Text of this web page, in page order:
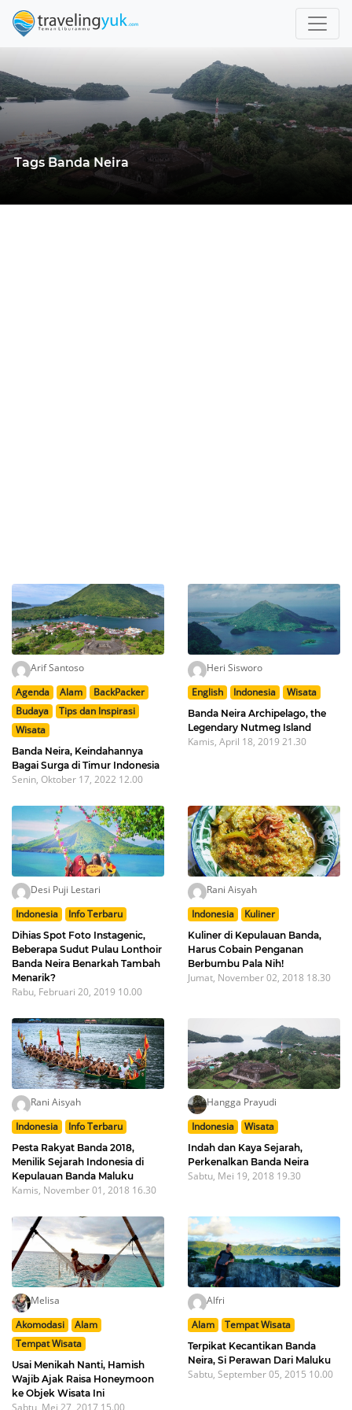
Tags Banda Neira
Arif Santoso
Agenda
Alam
BackPacker
Budaya
Tips dan Inspirasi
Wisata
Banda Neira, Keindahannya
Bagai Surga di Timur Indonesia
Senin, Oktober 17, 2022 12.00
Heri Sisworo
English
Indonesia Wisata
Banda Neira Archipelago, the
Legendary Nutmeg Island
Kamis, April 18, 2019 21.30
Desi Puji Lestari
Indonesia
Info Terbaru
Dihias Spot Foto Instagenic,
Beberapa Sudut Pulau Lonthoir
Banda Neira Benarkah Tambah
Menarik?
Rabu, Februari 20, 2019 10.00
Rani Aisyah
Indonesia
Kuliner
Kuliner di Kepulauan Banda,
Harus Cobain Penganan
Berbumbu Pala Nih!
Jumat, November 02, 2018 18.30
Rani Aisyah
Indonesia
Info Terbaru
Pesta Rakyat Banda 2018,
Menilik Sejarah Indonesia di
Kepulauan Banda Maluku
Kamis, November 01, 2018 16.30
Hangga Prayudi
Indonesia
Wisata
Indah dan Kaya Sejarah,
Perkenalkan Banda Neira
Sabtu, Mei 19, 2018 19.30
Melisa
Akomodasi
Alam
Tempat Wisata
Usai Menikah Nanti, Hamish
Wajib Ajak Raisa Honeymoon
ke Objek Wisata Ini
Sabtu, Mei 27, 2017 15.00
Alfri
Alam
Tempat Wisata
Terpikat Kecantikan Banda
Neira, Si Perawan Dari Maluku
Sabtu, September 05, 2015 10.00